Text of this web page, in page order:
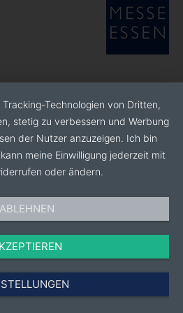
Technologien von Dritten,
stetig zu verbessern und Werbung
der Nutzer anzuzeigen. Ich bin
meine Einwilligung jederzeit mit
oder ändern.
ABLEHNEN